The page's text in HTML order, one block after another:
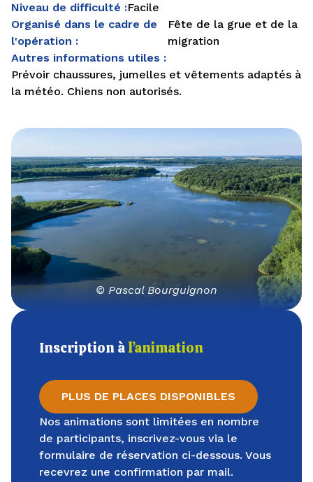
Niveau de difficulté :Facile
Organisé dans le cadre de
l'opération :
Fête de la grue et de la
migration
Autres informations utiles :
Prévoir chaussures, jumelles et vêtements adaptés à
la météo. Chiens non autorisés.
© Pascal Bourguignon
Inscription àl’animation
PLUS DE PLACES DISPONIBLES
Nos animations sont limitées en nombre
de participants, inscrivez-vous via le
formulaire de réservation ci-dessous. Vous
recevrez une confirmation par mail.